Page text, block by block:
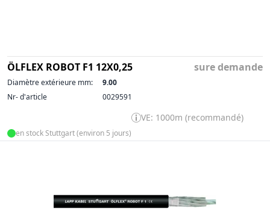
ÖLFLEX ROBOT F1 12X0,25 sure demande
Diamètre extérieure mm:
9.00
Nr- d'article
0029591
VE: 1000m (recommandé)
en stock Stuttgart (environ 5 jours)